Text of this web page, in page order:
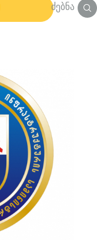
ძებნა